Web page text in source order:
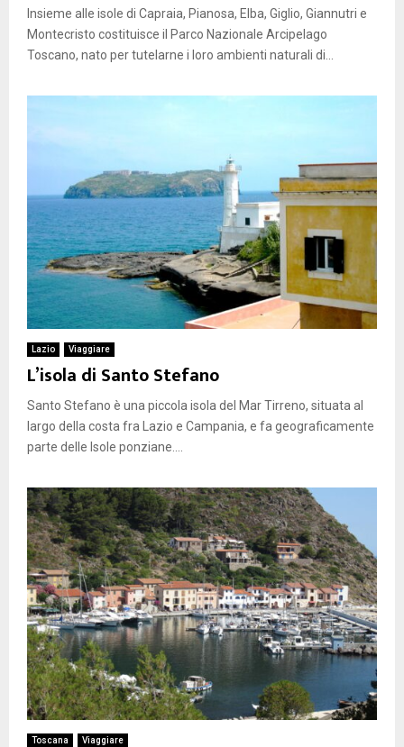
Insieme alle isole di Capraia, Pianosa, Elba, Giglio, Giannutri e
Montecristo costituisce il Parco Nazionale Arcipelago
Toscano, nato per tutelarne i loro ambienti naturali di...
Lazio Viaggiare
L’isola di Santo Stefano
Santo Stefano è una piccola isola del Mar Tirreno, situata al
largo della costa fra Lazio e Campania, e fa geograficamente
parte delle Isole ponziane....
Toscana Viaggiare